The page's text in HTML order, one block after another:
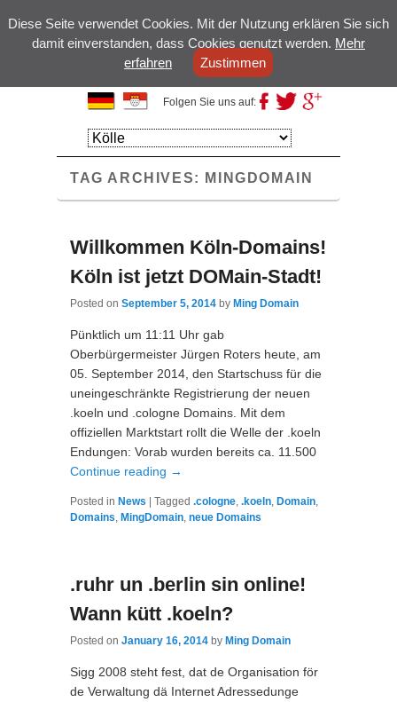
Kölsche Domains
Folgen Sie uns auf:
Primary
menu
Skip to
primary
content
Skip to
secondary
content
TAG ARCHIVES: MINGDOMAIN
Willkommen Köln-Domains!
Köln ist jetzt DOMain-Stadt!
Posted on September 5, 2014 by Ming Domain
Pünktlich um 11:11 Uhr gab
Oberbürgermeister Jürgen Roters heute, am
05. September 2014, den Startschuss für die
uneingeschränkte Registrierung der neuen
.koeln und .cologne Domains. Mit dem
offiziellen Marktstart rollt die Welle der .koeln
Endungen: Vorab wurden bereits ca. 11.500
Continue reading →
Posted in News Tagged .cologne, .koeln, Domain,
Domains, MingDomain, neue Domains
.ruhr un .berlin sin online!
Wann kütt .koeln?
Posted on January 16, 2014 by Ming Domain
Sigg 2008 steht fest, dat de Organisation för
de Verwaltung dä Internet Adressedunge
Diese Seite verwendet Cookies. Mit der Nutzung erklären Sie sich
damit einverstanden, dass Cookies genutzt werden. Mehr
erfahren
Zustimmen